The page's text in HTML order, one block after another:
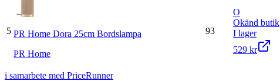
5 PR Home Dora 25cm Bordslampa
PR Home
93
O
Okänd butik
I lager
529 kr
i samarbete med PriceRunner